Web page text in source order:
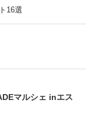
16選
マルシェ inエス